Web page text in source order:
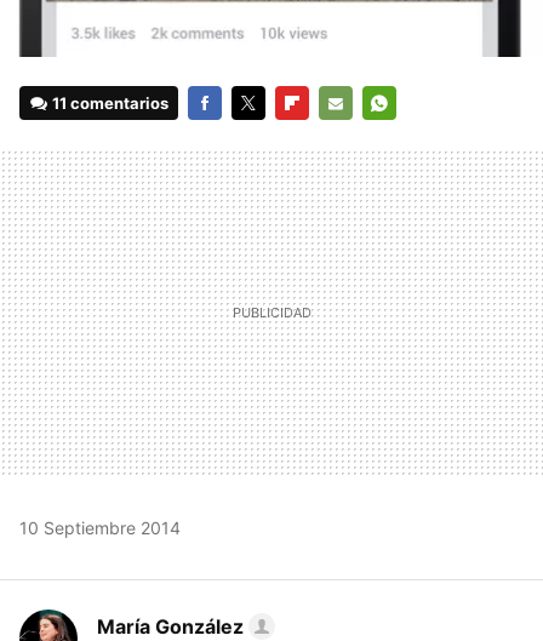
11 comentarios
MAIL
10 Septiembre 2014
María González